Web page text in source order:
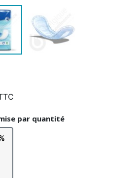
par quantité